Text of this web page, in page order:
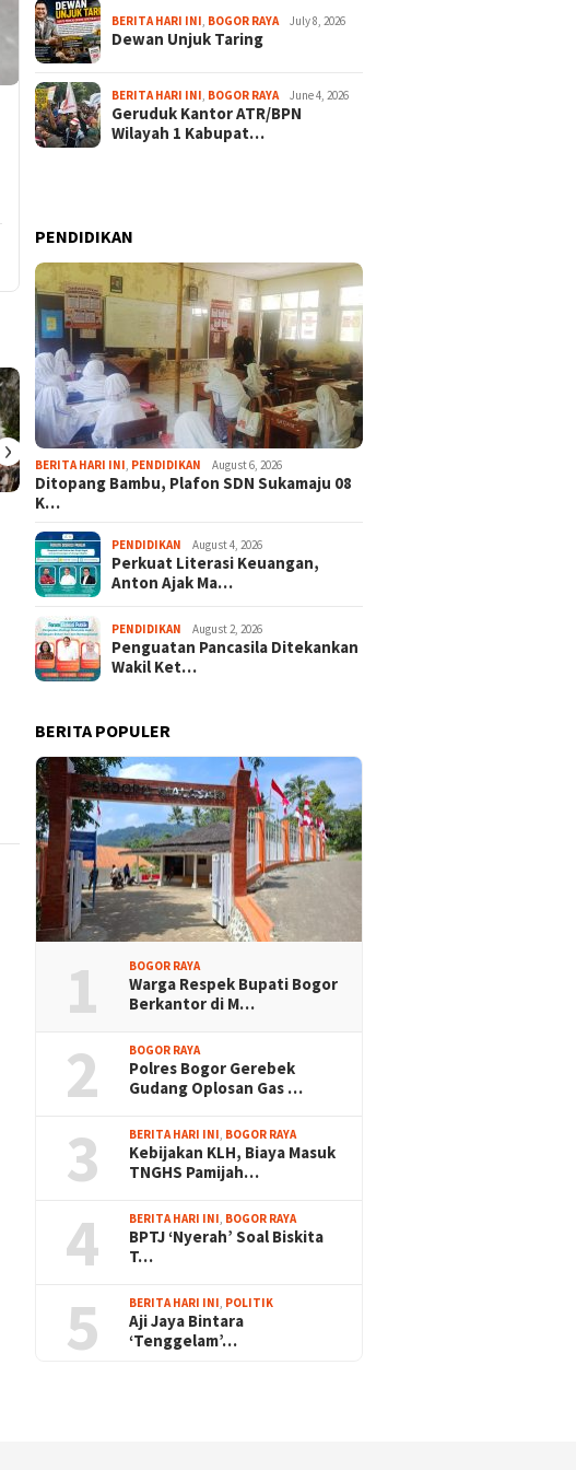
Ekspedisi Bogor Biru di
Pangradin Bangun Kesadaran
Masyarakat Sungai Bebas
Sampah
›
BERITA HARI INI BOGOR RAYA July 8, 2026
Dewan Unjuk Taring
BERITA HARI INI BOGOR RAYA June 4, 2026
Geruduk Kantor ATR/BPN
Wilayah 1 Kabupat…
PENDIDIKAN
BERITA HARI INI PENDIDIKAN August 6, 2026
Ditopang Bambu, Plafon SDN Sukamaju 08
K…
PENDIDIKAN August 4, 2026
Perkuat Literasi Keuangan,
Anton Ajak Ma…
PENDIDIKAN August 2, 2026
Penguatan Pancasila Ditekankan
Wakil Ket…
BERITA POPULER
1 BOGOR RAYA
Warga Respek Bupati Bogor
Berkantor di M…
2 BOGOR RAYA
Polres Bogor Gerebek
Gudang Oplosan Gas …
3 BERITA HARI INI, BOGOR RAYA
Kebijakan KLH, Biaya Masuk
TNGHS Pamijah…
4 BERITA HARI INI, BOGOR RAYA
BPTJ ‘Nyerah’ Soal Biskita
T…
5 BERITA HARI INI, POLITIK
Aji Jaya Bintara
‘Tenggelam’…